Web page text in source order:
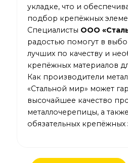
укладке, что и
подбор крепёжных
Специалисты ООО
радостью помогут в
лучших по качеству и
крепёжных материалов
Как производители
«Стальной мир» может
высочайшее качество
металлочерепицы, а
обязательных крепёжных